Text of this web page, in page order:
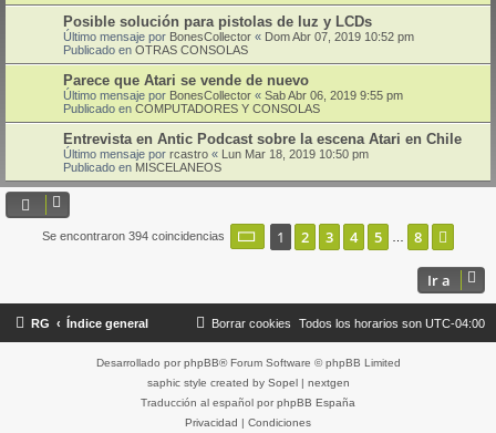
Posible solución para pistolas de luz y LCDs
Último mensaje por BonesCollector « Dom Abr 07, 2019 10:52 pm
Publicado en OTRAS CONSOLAS
Parece que Atari se vende de nuevo
Último mensaje por BonesCollector « Sab Abr 06, 2019 9:55 pm
Publicado en COMPUTADORES Y CONSOLAS
Entrevista en Antic Podcast sobre la escena Atari en Chile
Último mensaje por rcastro « Lun Mar 18, 2019 10:50 pm
Publicado en MISCELANEOS
Se encontraron 394 coincidencias Página de
1 2 3 4 5 8
Ir a
RG Índice general Todos los horarios son UTC-04:00
Borrar cookies
Desarrollado por phpBB® Forum Software © phpBB Limited
saphic style created by Sopel| nextgen
Traducción al español por phpBB España
Privacidad | Condiciones